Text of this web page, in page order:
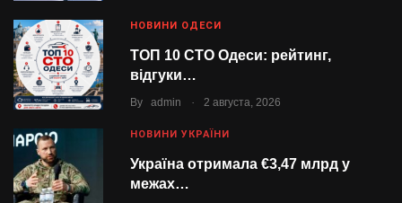
НОВИНИ ОДЕСИ
ТОП 10 СТО Одеси: рейтинг,
відгуки…
By admin 2 августа, 2026
НОВИНИ УКРАЇНИ
Україна отримала €3,47 млрд у
межах…